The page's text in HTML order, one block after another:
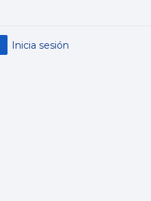
Inicia sesión